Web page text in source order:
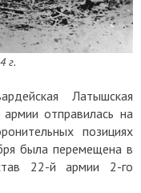
г.
Латышская
отправилась на
позициях
была перемещена в
22-й армии 2-го